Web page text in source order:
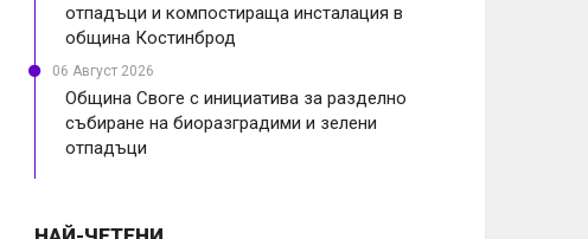
отпадъци и компостираща инсталация в
община Костинброд
06 Август 2026
Община Своге с инициатива за разделно
събиране на биоразградими и зелени
отпадъци